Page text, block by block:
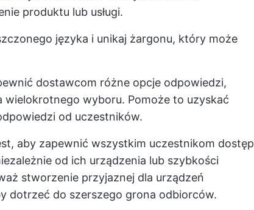
produktu lub usługi.
języka i unikaj żargonu, który może
dostawcom różne opcje odpowiedzi,
wielokrotnego wyboru. Pomoże to uzyskać
od uczestników.
aby zapewnić wszystkim uczestnikom dostęp
od ich urządzenia lub szybkości
stworzenie przyjaznej dla urządzeń
dotrzeć do szerszego grona odbiorców.